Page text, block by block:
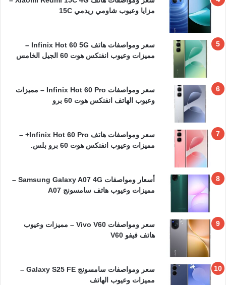
مزايا وعيوب شاومي ريدمي 15C
سعر ومواصفات هاتف Infinix Hot 60 5G –
مميزات وعيوب انفنكس هوت 60 الجيل الخامس
سعر ومواصفات Infinix Hot 60 Pro – مميزات
وعيوب الهاتف انفنكس هوت 60 برو
سعر ومواصفات هاتف Infinix Hot 60 Pro+ –
مميزات وعيوب انفنكس هوت 60 برو بلس.
أسعار ومواصفات Samsung Galaxy A07 4G –
مميزات وعيوب هاتف سامسونج A07
سعر ومواصفات Vivo V60 – مميزات وعيوب
هاتف فيفو V60
سعر ومواصفات سامسونج Galaxy S25 FE –
مميزات وعيوب الهاتف